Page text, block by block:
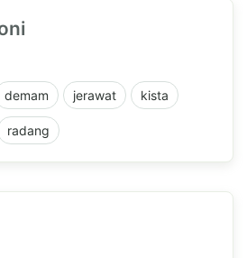
demam jerawat kista
radang